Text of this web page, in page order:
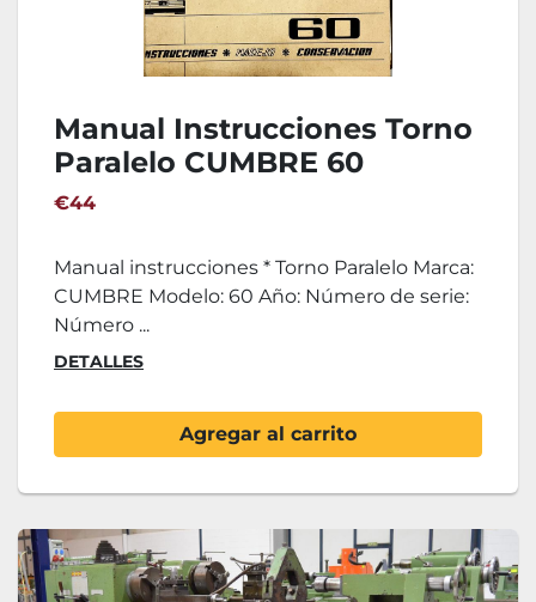
Manual Instrucciones Torno
Paralelo CUMBRE 60
€44
Manual instrucciones * Torno Paralelo Marca:
CUMBRE Modelo: 60 Año: Número de serie:
Número ...
DETALLES
Agregar al carrito